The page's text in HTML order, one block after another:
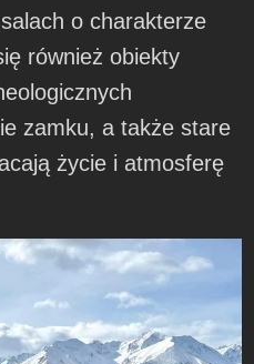
o charakterze
również obiekty
zamku, a także stare
życie i atmosferę